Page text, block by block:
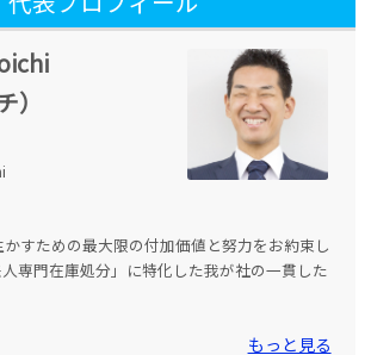
）
すための最大限の付加価値と努力をお約束し
専門在庫処分」に特化した我が社の一貫した
もっと見る